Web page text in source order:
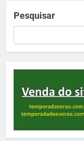
Pesquisar